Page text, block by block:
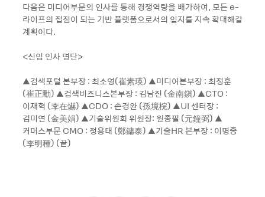
다음은 미디어부문의 인사를 통해 경쟁역량을 배가하여, 모든 e-
라이프의 접점이 되는 기반 플랫폼으로서의 입지를 지속 확대해갈
계획이다.
<신임 인사 명단>
▲검색포털 본부장 : 최소영(崔素瑛) ▲미디어본부장 : 최정훈
(崔正勳) ▲검색비즈니스본부장 : 김남진 (金南鎭) ▲CTO :
이재혁 (李在爀) ▲CDO : 손경완 (孫境梡) ▲UI 센터장 :
김미연 (金美娟) ▲기술위원회 위원장: 원종필 (元鐘弼) ▲
커머스부문 CMO : 정용태 (鄭鏞泰) ▲기술HR 본부장 : 이명종
(李明種) (끝)